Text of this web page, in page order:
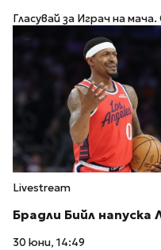
Гласувай за Играч на
Livestream
Брадли Бийл напуска
30 юни, 14:49